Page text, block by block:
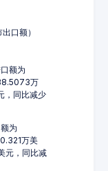
口额）
额为
万
，同比减少
为
万美
元，同比减